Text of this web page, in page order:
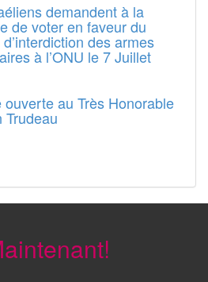
demandent à la
de voter en faveur du
des armes
à l’ONU le 7 Juillet
ouverte au Très Honorable
Trudeau